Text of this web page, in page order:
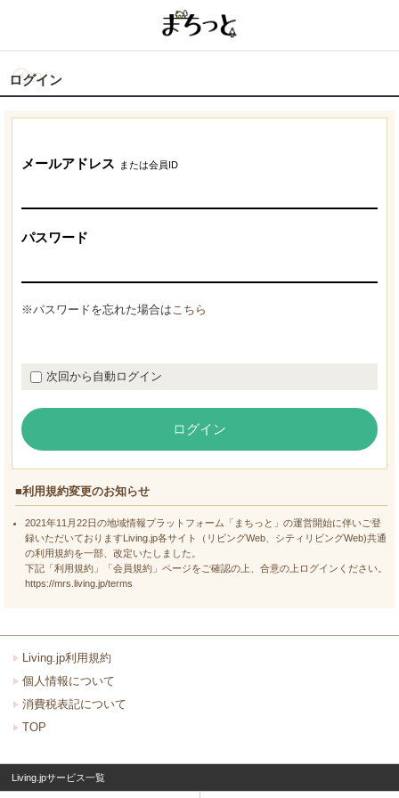
ログイン
メールアドレス または会員ID
パスワード
※パスワードを忘れた場合はこちら
次回から自動ログイン
ログイン
■利用規約変更のお知らせ
2021年11月22日の地域情報プラットフォーム「まちっと」の運営開始に伴いご登
録いただいておりますLiving.jp各サイト（リビングWeb、シティリビングWeb)共通
の利用規約を一部、改定いたしました。
下記「利用規約」「会員規約」ページをご確認の上、合意の上ログインください。
https://mrs.living.jp/terms
Living.jp利用規約
個人情報について
消費税表記について
TOP
Living.jpサービス一覧